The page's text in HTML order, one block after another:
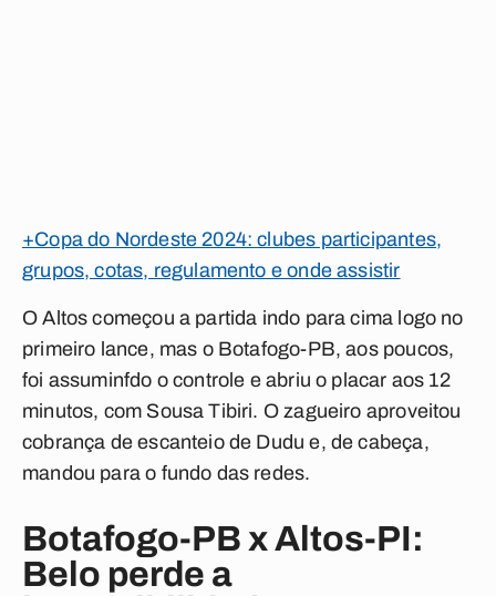
+Copa do Nordeste 2024: clubes participantes,
grupos, cotas, regulamento e onde assistir
O Altos começou a partida indo para cima logo no
primeiro lance, mas o Botafogo-PB, aos poucos,
foi assuminfdo o controle e abriu o placar aos 12
minutos, com Sousa Tibiri. O zagueiro aproveitou
cobrança de escanteio de Dudu e, de cabeça,
mandou para o fundo das redes.
Botafogo-PB x Altos-PI:
Belo perde a